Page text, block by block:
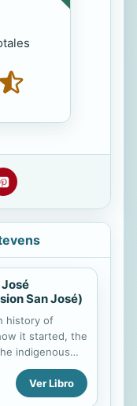
José
San José)
history of
it started, the
indigenous
today.
Ver Libro